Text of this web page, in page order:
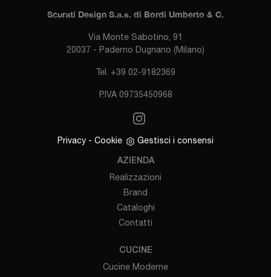
Scurati Design S.a.s. di Bordi Umberto & C.
Via Monte Sabotino, 91
20037 - Paderno Dugnano (Milano)
Tel. +39 02-9182369
P.IVA 09735450968
Privacy - Cookie Gestisci i consensi
AZIENDA
Realizzazioni
Brand
Cataloghi
Contatti
CUCINE
Cucine Moderne